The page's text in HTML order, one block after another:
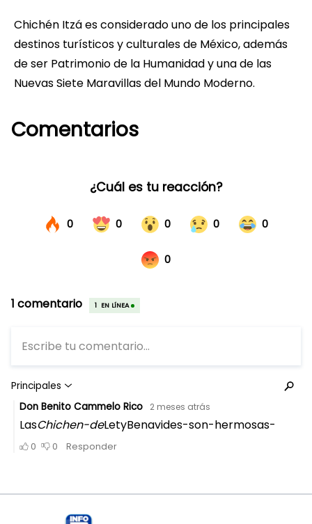
Chichén Itzá es considerado uno de los principales
destinos turísticos y culturales de México, además
de ser Patrimonio de la Humanidad y una de las
Nuevas Siete Maravillas del Mundo Moderno.
Comentarios